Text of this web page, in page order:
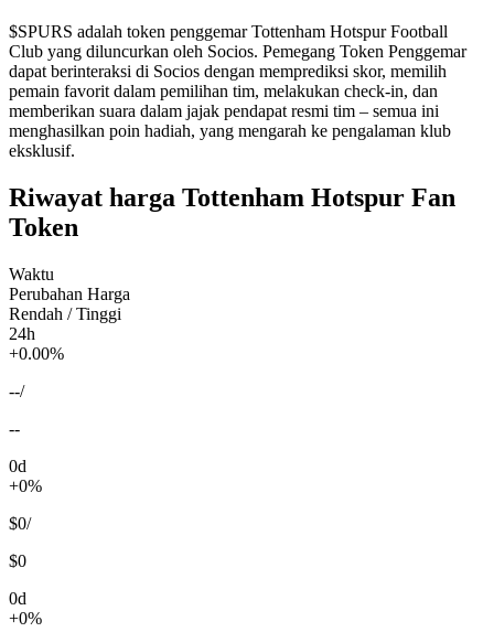
$SPURS adalah token penggemar Tottenham Hotspur Football
Club yang diluncurkan oleh Socios. Pemegang Token Penggemar
dapat berinteraksi di Socios dengan memprediksi skor, memilih
pemain favorit dalam pemilihan tim, melakukan check-in, dan
memberikan suara dalam jajak pendapat resmi tim – semua ini
menghasilkan poin hadiah, yang mengarah ke pengalaman klub
eksklusif.
Riwayat harga Tottenham Hotspur Fan
Token
Waktu
Perubahan Harga
Rendah / Tinggi
24h
+0.00%
--/
--
0d
+0%
$0/
$0
0d
+0%